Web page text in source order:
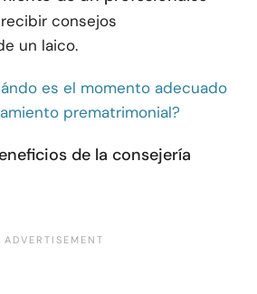
consejos
un laico.
es el momento adecuado
prematrimonial?
de la consejería